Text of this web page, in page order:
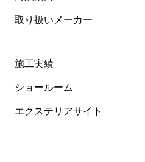
取り扱いメーカー
施工実績
ショールーム
エクステリアサイト